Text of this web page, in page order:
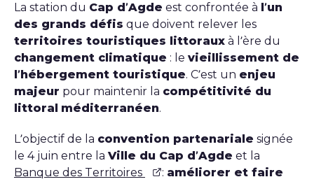
La station du Cap d’Agde est confrontée à l’un
des grands défis que doivent relever les
territoires touristiques littoraux à l’ère du
changement climatique : le vieillissement de
l’hébergement touristique. C’est un enjeu
majeur pour maintenir la compétitivité du
littoral méditerranéen.
L’objectif de la convention partenariale signée
le 4 juin entre la Ville du Cap d’Agde et la
Banque des Territoires
: améliorer et faire